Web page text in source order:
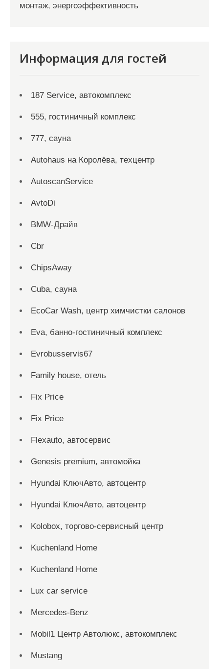
монтаж, энергоэффективность
Информация для гостей
187 Service, автокомплекс
555, гостиничный комплекс
777, сауна
Autohaus на Королёва, техцентр
AutoscanService
AvtoDi
BMW-Драйв
Cbr
ChipsAway
Cuba, сауна
EcoCar Wash, центр химчистки салонов
Eva, банно-гостиничный комплекс
Evrobusservis67
Family house, отель
Fix Price
Fix Price
Flexauto, автосервис
Genesis premium, автомойка
Hyundai КлючАвто, автоцентр
Hyundai КлючАвто, автоцентр
Kolobox, торгово-сервисный центр
Kuchenland Home
Kuchenland Home
Lux car service
Mercedes-Benz
Mobil1 Центр Автолюкс, автокомплекс
Mustang